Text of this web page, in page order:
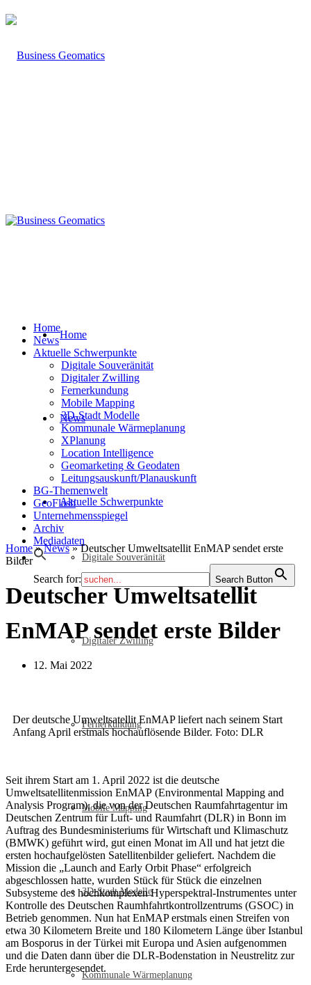
Home
News
Aktuelle Schwerpunkte
Digitale Souveränität
Digitaler Zwilling
Fernerkundung
Mobile Mapping
3D-Stadt Modelle
Kommunale Wärmeplanung
Home
News
Aktuelle Schwerpunkte
Digitale Souveränität
Digitaler Zwilling
Fernerkundung
Mobile Mapping
3D-Stadt Modelle
Kommunale Wärmeplanung
XPlanung
Location Intelligence
Geomarketing & Geodaten
Leitungsauskunft/Planauskunft
BG-Themenwelt
GeoFlash
Unternehmensspiegel
Archiv
Mediadaten
Search for: Search Button
Home»News»Deutscher Umweltsatellit EnMAP sendet erste
Bilder
Deutscher Umweltsatellit
EnMAP sendet erste Bilder
12. Mai 2022
Der deutsche Umweltsatellit EnMAP liefert nach seinem Start
Anfang April erstmals hochauflösende Bilder. Foto: DLR
Seit ihrem Start am 1. April 2022 ist die deutsche
Umweltsatellitenmission EnMAP (Environmental Mapping and
Analysis Program), die von der Deutschen Raumfahrtagentur im
Deutschen Zentrum für Luft- und Raumfahrt (DLR) in Bonn im
Auftrag des Bundesministeriums für Wirtschaft und Klimaschutz
(BMWK) geführt wird, gut einen Monat im All und hat jetzt die
ersten hochaufgelösten Satellitenbilder geliefert. Nachdem die
Mission die „Launch and Early Orbit Phase“ erfolgreich
abgeschlossen hatte, wurden Stück für Stück die einzelnen
Subsysteme des hochkomplexen Hyperspektral-Instrumentes unter
Kontrolle des Deutschen Raumhfahrtkontrollzentrums (GSOC) in
Betrieb genommen. Nun hat EnMAP erstmals einen Streifen von
etwa 30 Kilometern Breite und 180 Kilometern Länge über Istanbul
am Bosporus in der Türkei mit Europa und Asien aufgenommen
und die Daten dann über die DLR-Bodenstation in Neustrelitz zur
Erde heruntergesendet.